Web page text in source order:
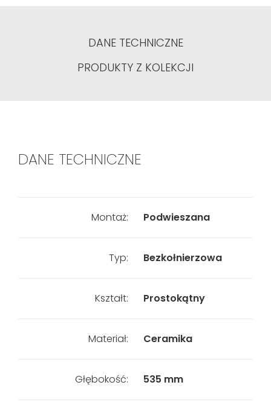
DANE TECHNICZNE
PRODUKTY Z KOLEKCJI
DANE TECHNICZNE
Montaż: Podwieszana
Typ: Bezkołnierzowa
Kształt: Prostokątny
Materiał: Ceramika
Głębokość: 535 mm